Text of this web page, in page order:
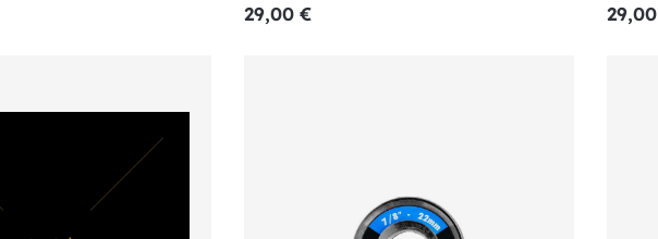
29,00 € 29,00